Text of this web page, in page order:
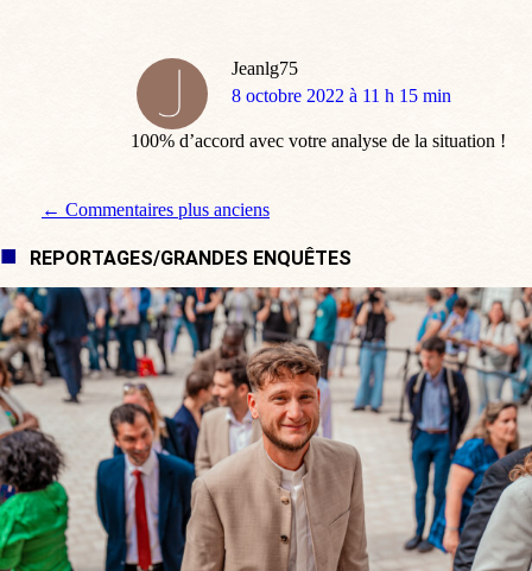
Jeanlg75
dit
8 octobre 2022 à 11 h 15 min
100% d’accord avec votre analyse de la situation !
Navigation de commentaire
← Commentaires plus anciens
REPORTAGES/GRANDES ENQUÊTES